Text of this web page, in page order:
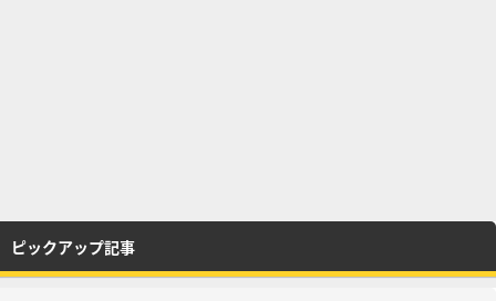
ピックアップ記事